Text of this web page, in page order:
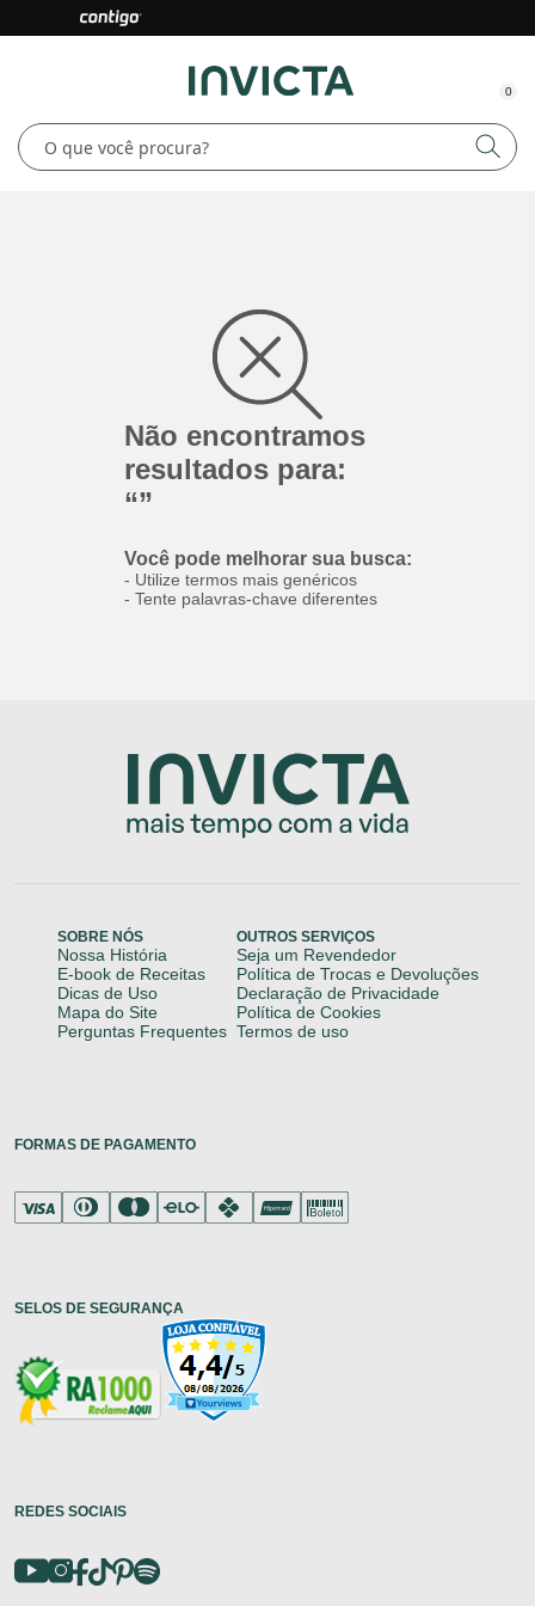
0
Não encontramos
resultados para:
“”
Você pode melhorar sua busca:
- Utilize termos mais genéricos
- Tente palavras-chave diferentes
SOBRE NÓS
Nossa História
E-book de Receitas
Dicas de Uso
Mapa do Site
Perguntas Frequentes
OUTROS SERVIÇOS
Seja um Revendedor
Política de Trocas e Devoluções
Declaração de Privacidade
Política de Cookies
Termos de uso
FORMAS DE PAGAMENTO
SELOS DE SEGURANÇA
REDES SOCIAIS